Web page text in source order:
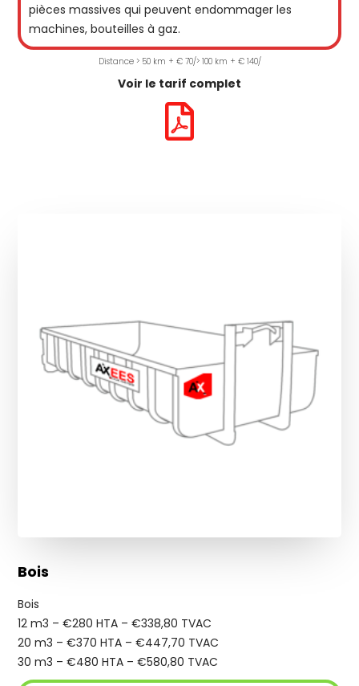
pièces massives qui peuvent endommager les
machines, bouteilles à gaz.
Distance > 50 km + € 70/> 100 km + € 140/
Voir le tarif complet
Bois
Bois
12 m3 – €280 HTA – €338,80 TVAC
20 m3 – €370 HTA – €447,70 TVAC
30 m3 – €480 HTA – €580,80 TVAC